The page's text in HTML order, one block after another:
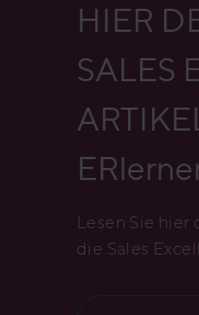
HIER
SALES
Lesen Sie
die Sales